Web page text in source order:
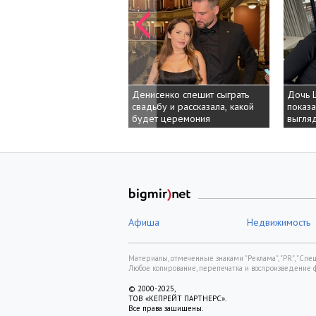
Денисенко спешит сыграть
свадьбу и рассказала, какой
будет церемония
Дочь
показала, как в
выглядит его
Дочь
показала, как в
выглядит его
Афиша Недвижимость
Материалы, отмеченные знаками "Реклама", "PR",
Любое копирование, перепечатка и
© 2000-2025,
ТОВ «КЕПРЕЙТ ПАРТНЕРС».
Все права защищены.